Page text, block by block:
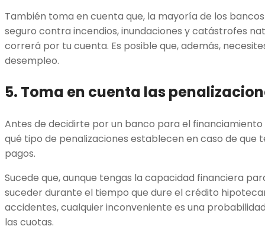
También toma en cuenta que, la mayoría de los
seguro contra incendios, inundaciones y catástrofes
correrá por tu cuenta. Es posible que, además,
desempleo.
5. Toma en cuenta las
Antes de decidirte por un banco para el financiamiento
qué tipo de penalizaciones establecen en caso de que
pagos.
Sucede que, aunque tengas la capacidad financiera
suceder durante el tiempo que dure el crédito
accidentes, cualquier inconveniente es una
las cuotas.